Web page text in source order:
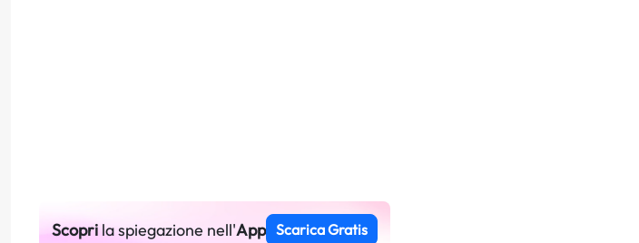
Scoprila spiegazione nell'App Scarica Gratis